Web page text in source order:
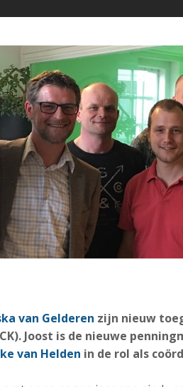
van Gelderen zijn nieuw
Joost is de nieuwe
van Helden in de rol als